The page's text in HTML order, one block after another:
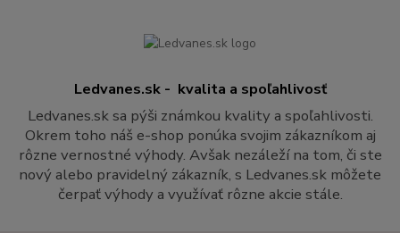
Ledvanes.sk - kvalita a spoľahlivosť
Ledvanes.sk sa pýši známkou kvality a spoľahlivosti.
Okrem toho náš e-shop ponúka svojim zákazníkom aj
rôzne vernostné výhody. Avšak nezáleží na tom, či ste
nový alebo pravidelný zákazník, s Ledvanes.sk môžete
čerpať výhody a využívať rôzne akcie stále.